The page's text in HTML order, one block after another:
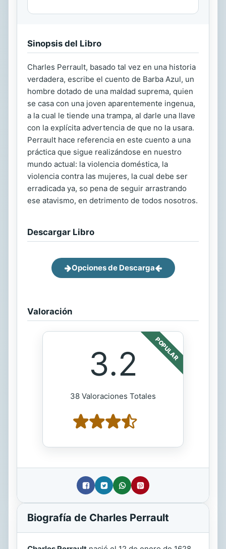
Sinopsis del Libro
Charles Perrault, basado tal vez en una historia
verdadera, escribe el cuento de Barba Azul, un
hombre dotado de una maldad suprema, quien
se casa con una joven aparentemente ingenua,
a la cual le tiende una trampa, al darle una llave
con la explícita advertencia de que no la usara.
Perrault hace referencia en este cuento a una
práctica que sigue realizándose en nuestro
mundo actual: la violencia doméstica, la
violencia contra las mujeres, la cual debe ser
erradicada ya, so pena de seguir arrastrando
ese atavismo, en detrimento de todos nosotros.
Descargar Libro
Opciones de Descarga
Valoración
POPULAR
3.2
38 Valoraciones Totales
Biografía de Charles Perrault